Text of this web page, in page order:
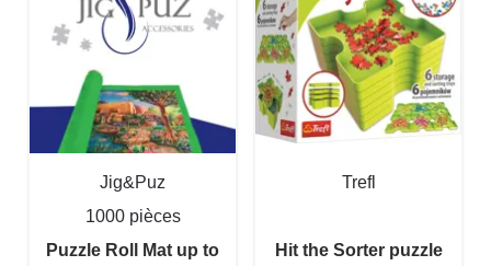
Jig&Puz
1000 pièces
Puzzle Roll Mat up to
Trefl
Hit the Sorter puzzle